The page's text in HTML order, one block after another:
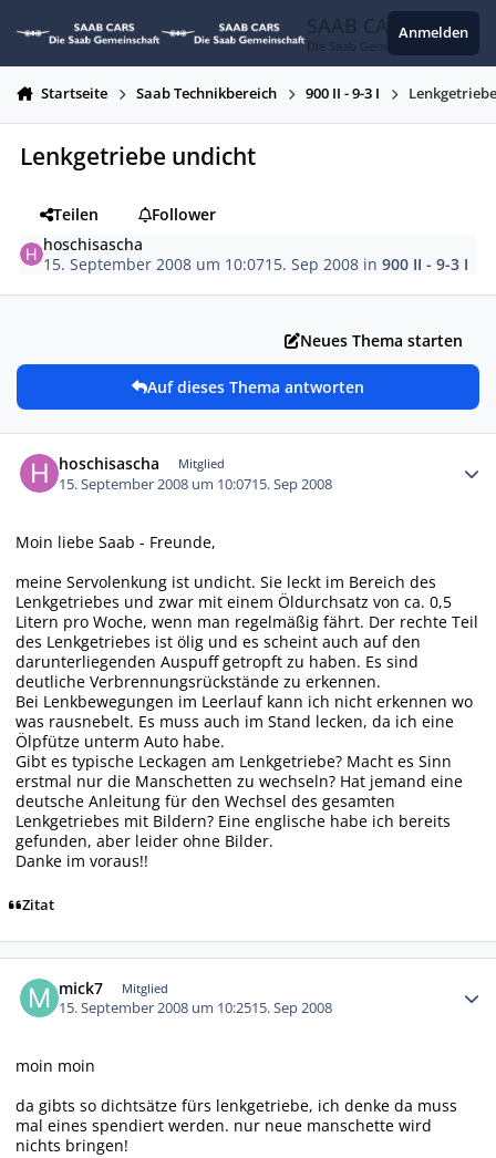
SAAB CARS
Die Saab Gemeinschaft
Anmelden
Startseite Saab Technikbereich 900 II - 9-3 I
Lenkgetriebe undicht
Teilen
Follower
hoschisascha
15. September 2008 um 10:0715. Sep 2008 in900 II - 9-3 I
Neues Thema starten
Auf dieses Thema antworten
hoschisascha Mitglied
15. September 2008 um 10:0715. Sep 2008
Moin liebe Saab - Freunde,
meine Servolenkung ist undicht. Sie leckt im Bereich des
Lenkgetriebes und zwar mit einem Öldurchsatz von ca. 0,5
Litern pro Woche, wenn man regelmäßig fährt. Der rechte Teil
des Lenkgetriebes ist ölig und es scheint auch auf den
darunterliegenden Auspuff getropft zu haben. Es sind
deutliche Verbrennungsrückstände zu erkennen.
Bei Lenkbewegungen im Leerlauf kann ich nicht erkennen wo
was rausnebelt. Es muss auch im Stand lecken, da ich eine
Ölpfütze unterm Auto habe.
Gibt es typische Leckagen am Lenkgetriebe? Macht es Sinn
erstmal nur die Manschetten zu wechseln? Hat jemand eine
deutsche Anleitung für den Wechsel des gesamten
Lenkgetriebes mit Bildern? Eine englische habe ich bereits
gefunden, aber leider ohne Bilder.
Danke im voraus!!
Zitat
mick7 Mitglied
15. September 2008 um 10:2515. Sep 2008
moin moin
da gibts so dichtsätze fürs lenkgetriebe, ich denke da muss
mal eines spendiert werden. nur neue manschette wird
nichts bringen!